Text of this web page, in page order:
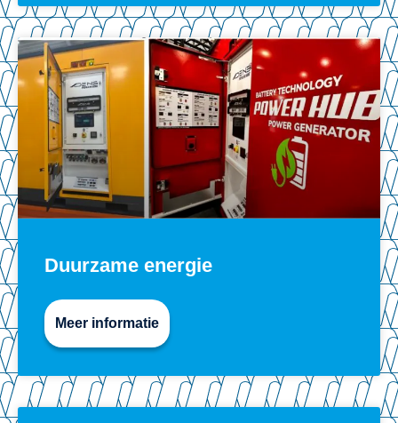
Duurzame energie
Meer informatie